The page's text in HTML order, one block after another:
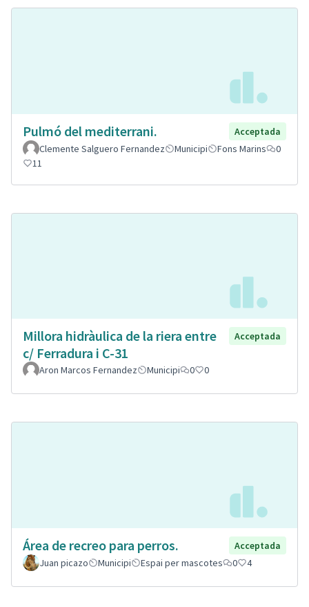
Pulmó del mediterrani.
Acceptada
Clemente Salguero Fernandez
Municipi Fons Marins
0
11
Millora hidràulica de la riera entre
c/ Ferradura i C-31
Acceptada
Aron Marcos Fernandez Municipi 0 0
Área de recreo para perros.
Acceptada
Juan picazo
Municipi Espai per mascotes 0 4